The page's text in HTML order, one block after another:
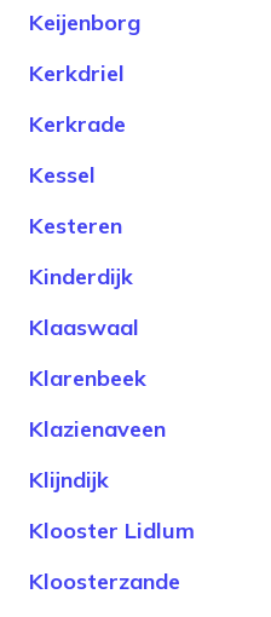
Keijenborg
Kerkdriel
Kerkrade
Kessel
Kesteren
Kinderdijk
Klaaswaal
Klarenbeek
Klazienaveen
Klijndijk
Klooster Lidlum
Kloosterzande